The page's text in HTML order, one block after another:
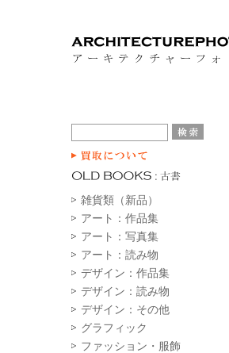
雑貨類（新品）
アート：作品集
アート：写真集
アート：読み物
デザイン：作品集
デザイン：読み物
デザイン：その他
グラフィック
ファッション・服飾